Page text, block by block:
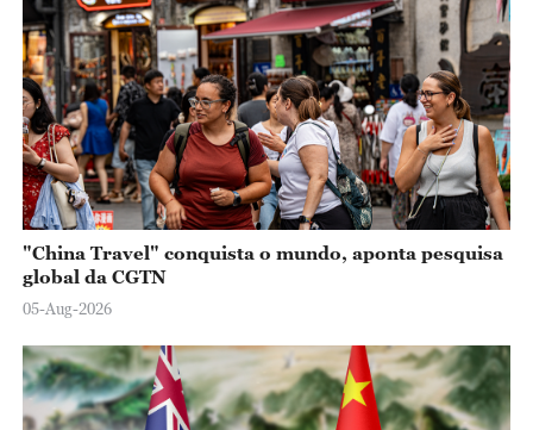
"China Travel" conquista o mundo, aponta pesquisa
global da CGTN
05-Aug-2026